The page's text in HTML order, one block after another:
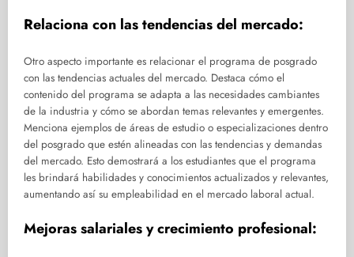
Relaciona con las tendencias del mercado:
Otro aspecto importante es relacionar el programa de posgrado
con las tendencias actuales del mercado. Destaca cómo el
contenido del programa se adapta a las necesidades cambiantes
de la industria y cómo se abordan temas relevantes y emergentes.
Menciona ejemplos de áreas de estudio o especializaciones dentro
del posgrado que estén alineadas con las tendencias y demandas
del mercado. Esto demostrará a los estudiantes que el programa
les brindará habilidades y conocimientos actualizados y relevantes,
aumentando así su empleabilidad en el mercado laboral actual.
Mejoras salariales y crecimiento profesional: